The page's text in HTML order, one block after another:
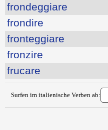
frondeggiare
frondire
fronteggiare
fronzire
frucare
Surfen im italienische Verben ab: